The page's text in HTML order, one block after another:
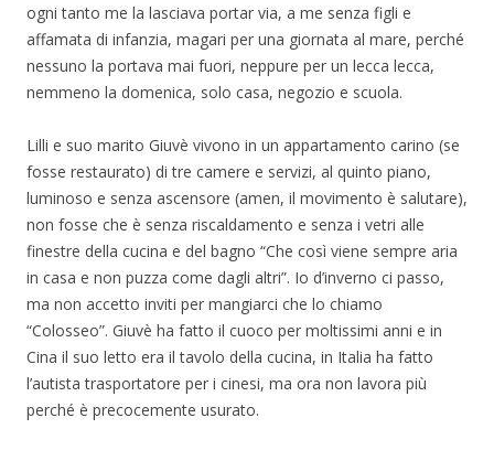
ogni tanto me la lasciava portar via, a me senza figli e
affamata di infanzia, magari per una giornata al mare, perché
nessuno la portava mai fuori, neppure per un lecca lecca,
nemmeno la domenica, solo casa, negozio e scuola.
Lilli e suo marito Giuvè vivono in un appartamento carino (se
fosse restaurato) di tre camere e servizi, al quinto piano,
luminoso e senza ascensore (amen, il movimento è salutare),
non fosse che è senza riscaldamento e senza i vetri alle
finestre della cucina e del bagno “Che così viene sempre aria
in casa e non puzza come dagli altri”. Io d’inverno ci passo,
ma non accetto inviti per mangiarci che lo chiamo
“Colosseo”. Giuvè ha fatto il cuoco per moltissimi anni e in
Cina il suo letto era il tavolo della cucina, in Italia ha fatto
l’autista trasportatore per i cinesi, ma ora non lavora più
perché è precocemente usurato.